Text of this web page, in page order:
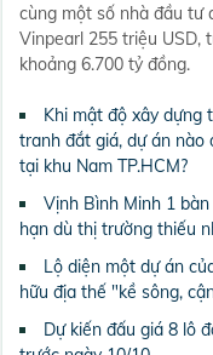
cùng một số nhà đầu tư
Vinpearl 255 triệu USD,
khoảng 6.700 tỷ đồng.
Khi mật độ xây dựng
tranh đắt giá, dự án nào
tại khu Nam TP.HCM?
Vịnh Bình Minh 1
hạn dù thị trường thiếu
Lộ diện một dự án
hữu địa thế "kề sông,
Dự kiến đấu giá 8 lô